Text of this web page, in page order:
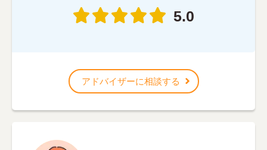
5.0
アドバイザーに相談する